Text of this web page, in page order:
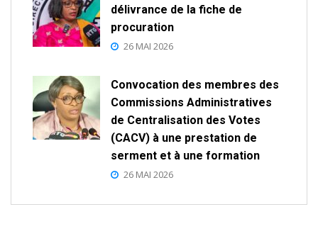
délivrance de la fiche de
procuration
26 MAI 2026
Convocation des membres des
Commissions Administratives
de Centralisation des Votes
(CACV) à une prestation de
serment et à une formation
26 MAI 2026